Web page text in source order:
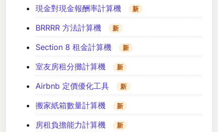
現金對現金報酬率計算機 新
BRRRR 方法計算機 新
Section 8 租金計算機 新
室友房租分攤計算機 新
Airbnb 定價優化工具 新
搬家紙箱數量計算機 新
房租負擔能力計算機 新